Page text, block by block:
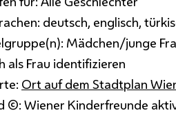
deutsch, englisch,
Mädchen/junge
als Frau identifizieren
Ort auf dem Stadtplan
©: Wiener Kinderfreunde